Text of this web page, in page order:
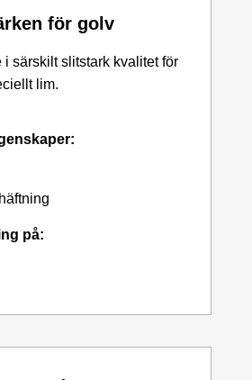
för golv
i särskilt slitstark kvalitet för
lim.
på: